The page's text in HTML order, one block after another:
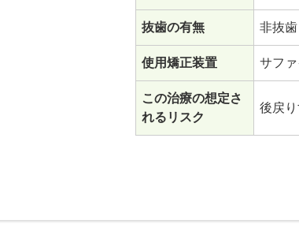
抜歯の有無 非抜歯
使用矯正装置 サフ
この治療の想定さ
れるリスク
後戻